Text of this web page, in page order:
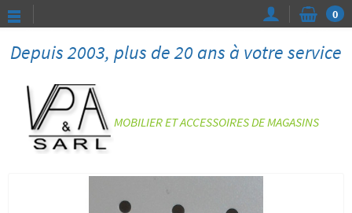
Depuis 2003, plus de 20 ans à votre service
0
MOBILIER ET ACCESSOIRES DE MAGASINS